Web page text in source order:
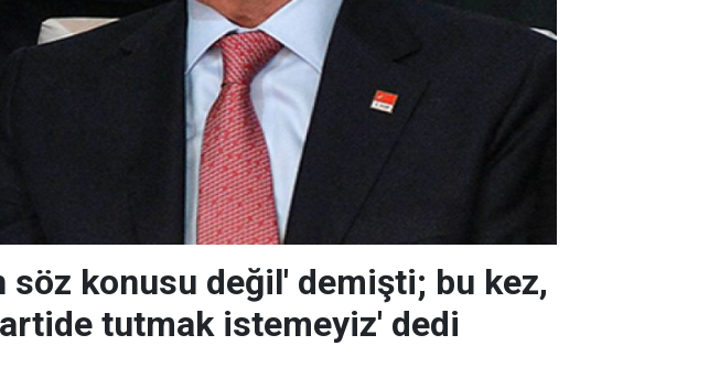
söz konusu değil' demişti; bu kez,
tutmak istemeyiz' dedi